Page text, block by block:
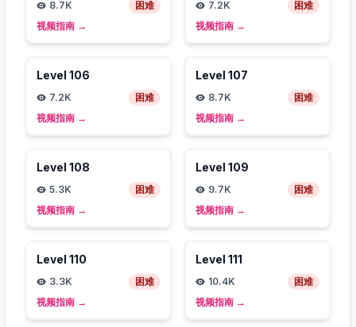
8.7K
困难
视频指南 →
7.2K
困难
视频指南 →
Level 106
7.2K
困难
视频指南 →
Level 107
8.7K
困难
视频指南 →
Level 108
5.3K
困难
视频指南 →
Level 109
9.7K
困难
视频指南 →
Level 110
3.3K
困难
视频指南 →
Level 111
10.4K
困难
视频指南 →